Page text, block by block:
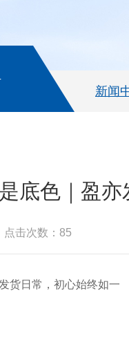
新闻
底色｜盈
点击次数：85